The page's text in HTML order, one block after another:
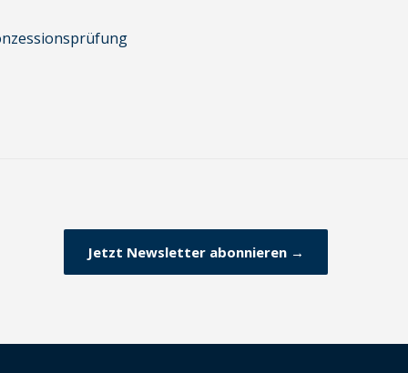
Jetzt Newsletter abonnieren →